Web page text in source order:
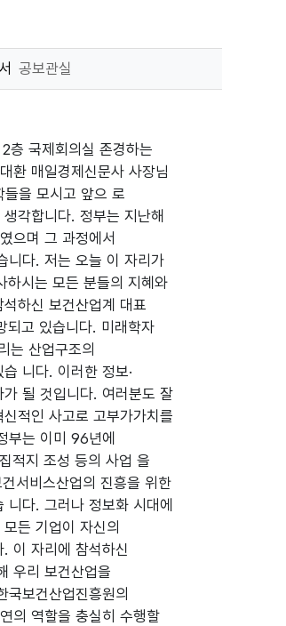
공보관실
국제회의실 존경하는
환 매일경제신문사 사장님
들을 모시고 앞으 로
각합니다. 정부는 지난해
으며 그 과정에서
니다. 저는 오늘 이 자리가
하시는 모든 분들의 지혜와
하신 보건산업계 대표
되고 있습니다. 미래학자
는 산업구조의
니다. 이러한 정보·
될 것입니다. 여러분도 잘
적인 사고로 고부가가치를
부는 이미 96년에
적지 조성 등의 사업 을
서비스산업의 진흥을 위한
다. 그러나 정보화 시대에
든 기업이 자신의
이 자리에 참석하신
우리 보건산업을
보건산업진흥원의
의 역할을 충실히 수행할